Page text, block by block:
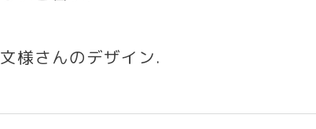
様さんのデザイン.